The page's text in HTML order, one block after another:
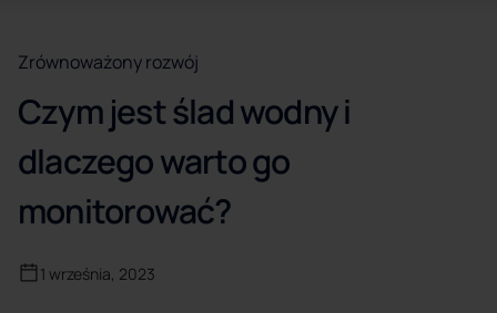
Zrównoważony rozwój
Czym jest ślad wodny i
dlaczego warto go
monitorować?
1 września, 2023